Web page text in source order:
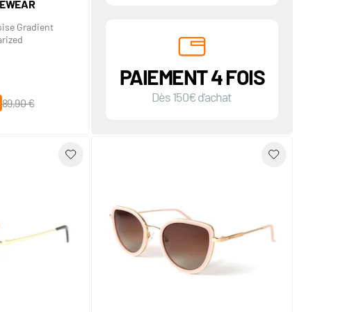
Gradient
89,90 €
PAIEMENT 4 FOIS
Dès 150€ d'achat